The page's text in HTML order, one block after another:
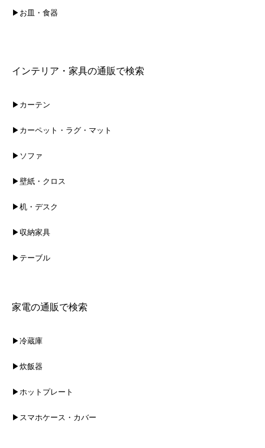
▶お皿・食器
インテリア・家具の通販で検索
▶カーテン
▶カーペット・ラグ・マット
▶ソファ
▶壁紙・クロス
▶机・デスク
▶収納家具
▶テーブル
家電の通販で検索
▶冷蔵庫
▶炊飯器
▶ホットプレート
▶スマホケース・カバー